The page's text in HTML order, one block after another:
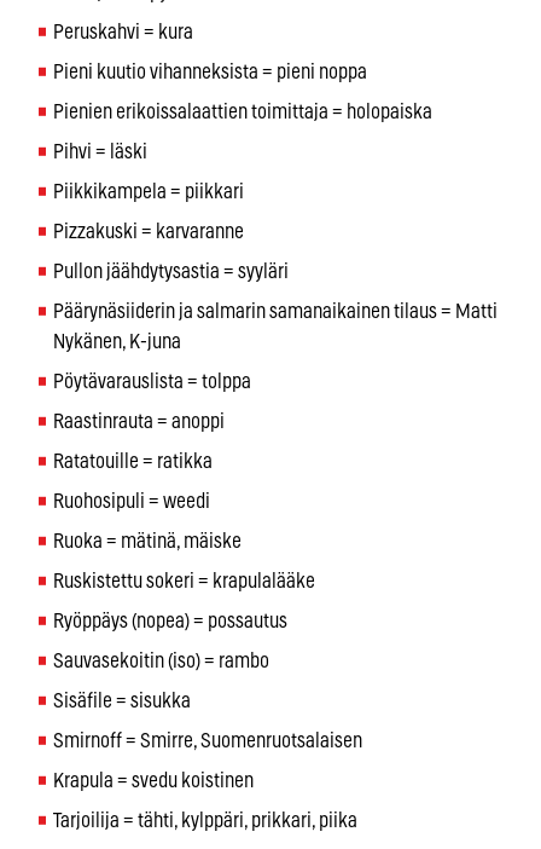
Peruskahvi = kura
Pieni kuutio vihanneksista = pieni noppa
Pienien erikoissalaattien toimittaja = holopaiska
Pihvi = läski
Piikkikampela = piikkari
Pizzakuski = karvaranne
Pullon jäähdytysastia = syyläri
Päärynäsiiderin ja salmarin samanaikainen tilaus = Matti
Nykänen, K-juna
Pöytävarauslista = tolppa
Raastinrauta = anoppi
Ratatouille = ratikka
Ruohosipuli = weedi
Ruoka = mätinä, mäiske
Ruskistettu sokeri = krapulalääke
Ryöppäys (nopea) = possautus
Sauvasekoitin (iso) = rambo
Sisäfile = sisukka
Smirnoff = Smirre, Suomenruotsalaisen
Krapula = svedu koistinen
Tarjoilija = tähti, kylppäri, prikkari, piika